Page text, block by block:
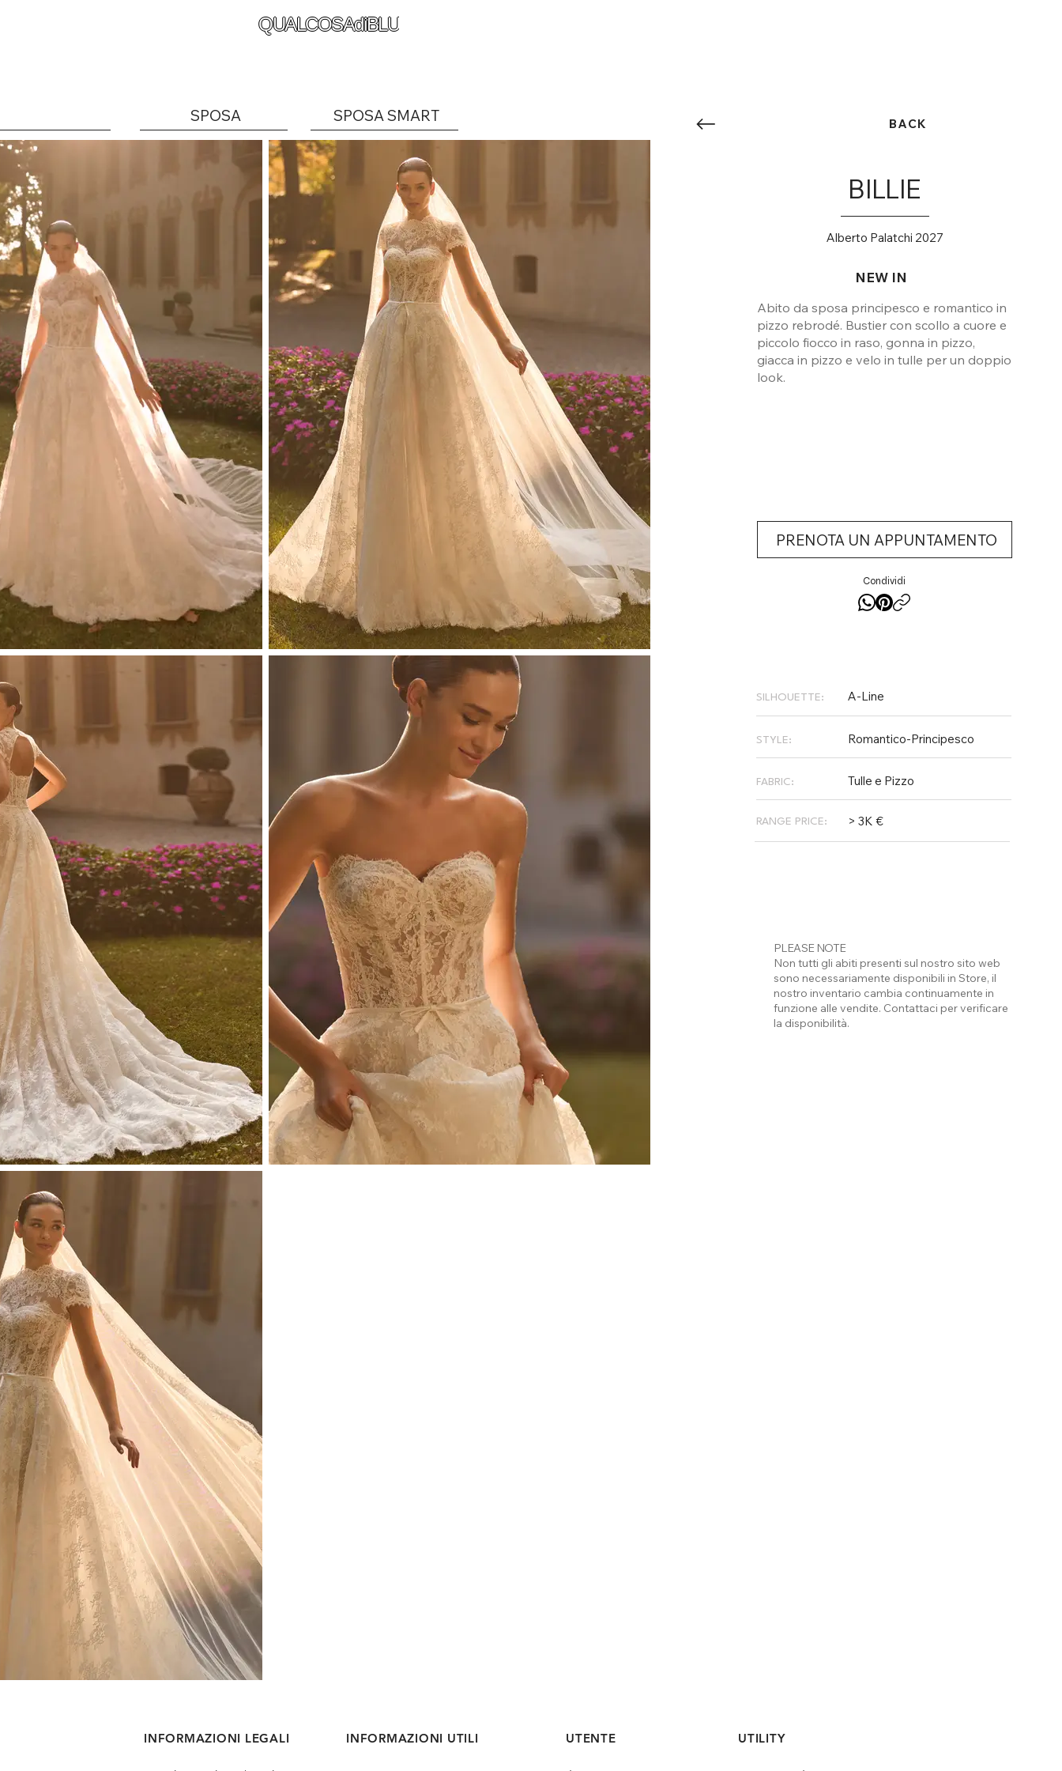
QUALCOSAdiBLU
SPOSA SPOSA SMART BACK
NEW IN
PRENOTA UN APPUNTAMENTO
Condividi
SILHOUETTE: A-Line
STYLE: Romantico-Principesco
FABRIC: Tulle e Pizzo
RANGE PRICE: > 3K €
PLEASE NOTE
Non tutti gli abiti presenti sul nostro sito web
sono necessariamente disponibili in Store, il
nostro inventario cambia continuamente in
funzione alle vendite. Contattaci per verificare
la disponibilità.
BILLIE
Alberto Palatchi 2027
Abito da sposa principesco e romantico in
pizzo rebrodé. Bustier con scollo a cuore e
piccolo fiocco in raso, gonna in pizzo,
giacca in pizzo e velo in tulle per un doppio
look.
INFORMAZIONI LEGALI INFORMAZIONI UTILI UTENTE UTILITY